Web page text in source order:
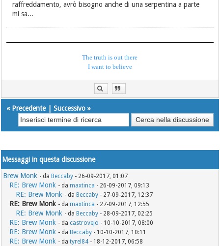
raffreddamento, avrò bisogno anche di una serpentina a parte
mi sa...
The truth is out there
I want to believe
« Precedente|Successivo »
Messaggi in questa discussione
Brew Monk - da Beccaby - 26-09-2017, 01:07
RE: Brew Monk - damaxtinca - 26-09-2017, 09:13
RE: Brew Monk - da Beccaby - 27-09-2017, 12:37
RE: Brew Monk - damaxtinca - 27-09-2017, 12:55
RE: Brew Monk - da Beccaby - 28-09-2017, 02:25
RE: Brew Monk - dacastrovejo - 10-10-2017, 08:00
RE: Brew Monk - da Beccaby - 10-10-2017, 10:11
RE: Brew Monk - datyrel84 - 18-12-2017, 06:58